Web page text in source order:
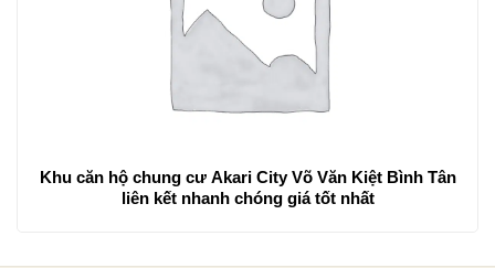
Khu căn hộ chung cư Akari City Võ Văn Kiệt Bình Tân
liên kết nhanh chóng giá tốt nhất